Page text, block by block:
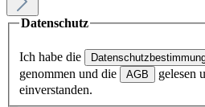
Datenschutz
Ich habe die
genommen und die
AGB
gelesen
einverstanden.